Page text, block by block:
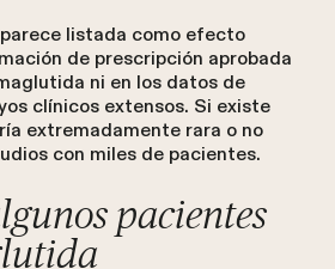
listada como efecto
de prescripción aprobada
ni en los datos de
clínicos extensos. Si existe
extremadamente rara o no
con miles de pacientes.
pacientes